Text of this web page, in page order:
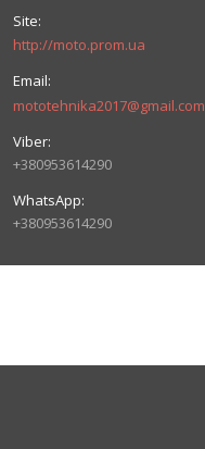
http://moto.prom.ua
mototehnika2017@gmail.com
+380953614290
+380953614290